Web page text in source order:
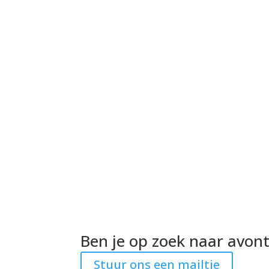
Ben je op zoek naar
Stuur ons een mailtje